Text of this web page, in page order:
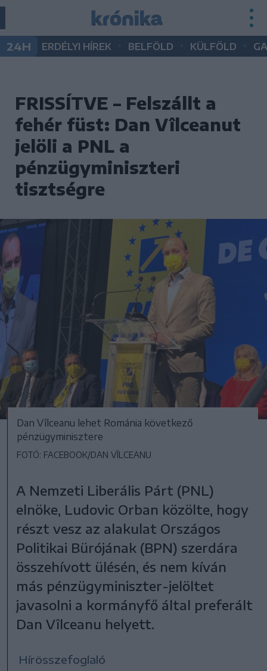
24H ERDÉLYI HÍREK BELFÖLD KÜLFÖLD
FRISSÍTVE – Felszállt a
fehér füst: Dan Vîlceanut
jelöli a PNL a
pénzügyminiszteri
tisztségre
Dan Vîlceanu lehet Románia következő
pénzügyminisztere
FOTÓ: FACEBOOK/DAN VÎLCEANU
A Nemzeti Liberális Párt (PNL)
elnöke, Ludovic Orban közölte, hogy
részt vesz az alakulat Országos
Politikai Bürójának (BPN) szerdára
összehívott ülésén, és nem kíván
más pénzügyminiszter-jelöltet
javasolni a kormányfő által preferált
Dan Vîlceanu helyett.
Hírösszefoglaló